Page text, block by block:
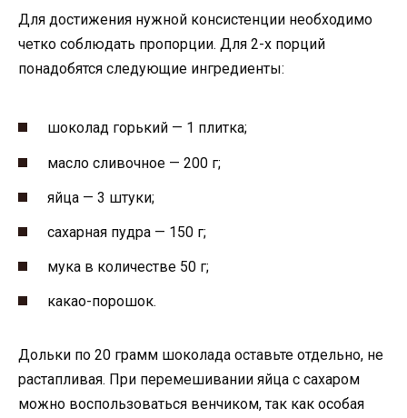
Для достижения нужной консистенции необходимо
четко соблюдать пропорции. Для 2-х порций
понадобятся следующие ингредиенты:
шоколад горький — 1 плитка;
масло сливочное — 200 г;
яйца — 3 штуки;
сахарная пудра — 150 г;
мука в количестве 50 г;
какао-порошок.
Дольки по 20 грамм шоколада оставьте отдельно, не
растапливая. При перемешивании яйца с сахаром
можно воспользоваться венчиком, так как особая